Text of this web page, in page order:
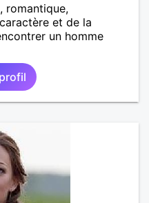
romantique,
et de la
un homme